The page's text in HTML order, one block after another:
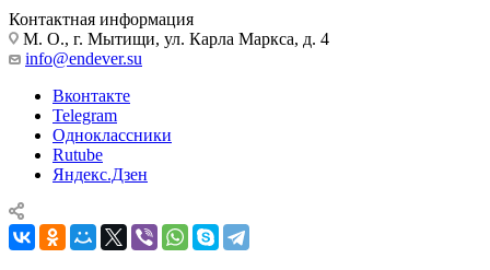
Контактная информация
М. О., г. Мытищи, ул. Карла Маркса, д. 4
info@endever.su
Вконтакте
Telegram
Одноклассники
Rutube
Яндекс.Дзен